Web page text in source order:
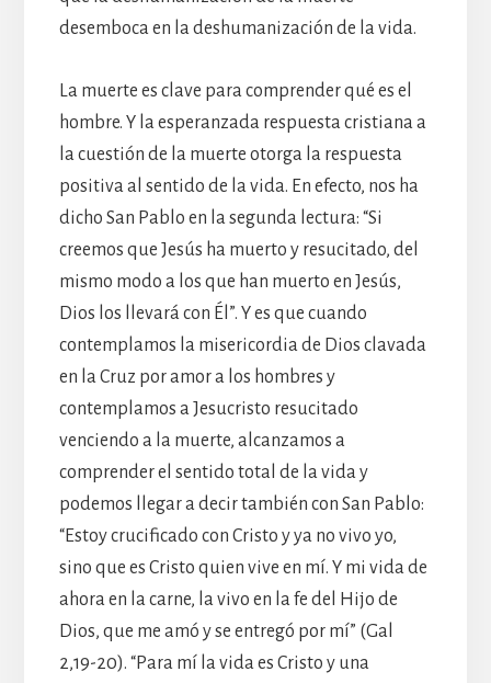
desemboca en la deshumanización de la vida.
La muerte es clave para comprender qué es el
hombre. Y la esperanzada respuesta cristiana a
la cuestión de la muerte otorga la respuesta
positiva al sentido de la vida. En efecto, nos ha
dicho San Pablo en la segunda lectura: “Si
creemos que Jesús ha muerto y resucitado, del
mismo modo a los que han muerto en Jesús,
Dios los llevará con Él”. Y es que cuando
contemplamos la misericordia de Dios clavada
en la Cruz por amor a los hombres y
contemplamos a Jesucristo resucitado
venciendo a la muerte, alcanzamos a
comprender el sentido total de la vida y
podemos llegar a decir también con San Pablo:
“Estoy crucificado con Cristo y ya no vivo yo,
sino que es Cristo quien vive en mí. Y mi vida de
ahora en la carne, la vivo en la fe del Hijo de
Dios, que me amó y se entregó por mí” (Gal
2,19-20). “Para mí la vida es Cristo y una